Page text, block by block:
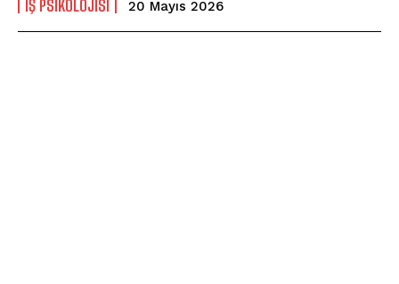
İŞ PSIKOLOJISI 20 Mayıs 2026